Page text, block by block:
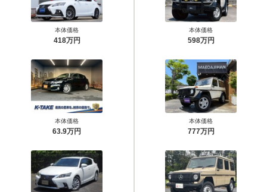
本体価格
418万円
本体価格
63.9万円
本体価格
598万円
本体価格
777万円